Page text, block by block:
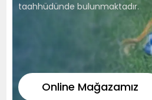
taahhüdünde bulunmaktadır.
Online Mağazamız